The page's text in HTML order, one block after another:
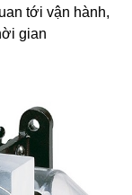
tới vận hành,
gian